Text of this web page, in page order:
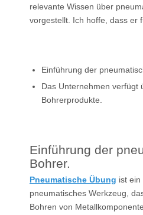
relevante Wissen über
vorgestellt. Ich hoffe, dass er
Einführung der
Das Unternehmen verfügt
Bohrerprodukte.
Einführung der
Bohrer.
Pneumatische Übung ist
pneumatisches Werkzeug,
Bohren von